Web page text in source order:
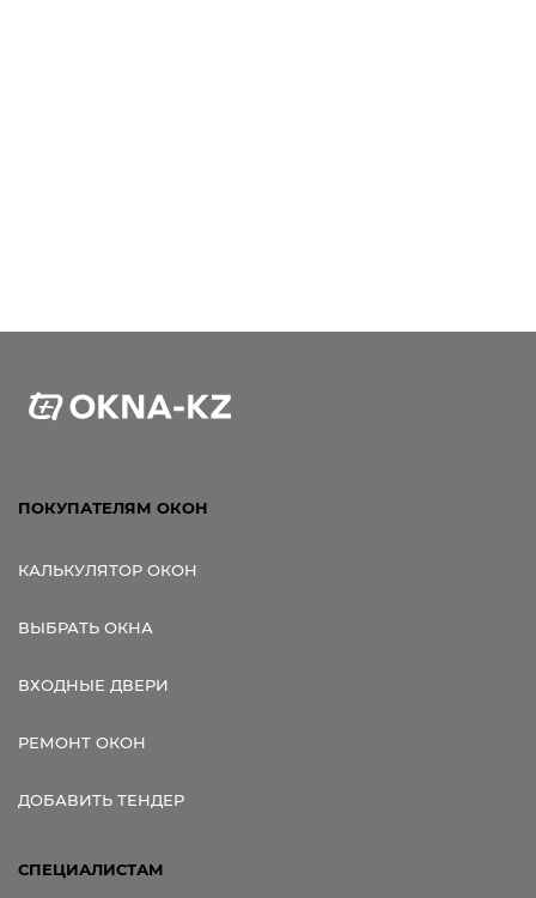
ПОКУПАТЕЛЯМ ОКОН
КАЛЬКУЛЯТОР ОКОН
ВЫБРАТЬ ОКНА
ВХОДНЫЕ ДВЕРИ
РЕМОНТ ОКОН
ДОБАВИТЬ ТЕНДЕР
СПЕЦИАЛИСТАМ